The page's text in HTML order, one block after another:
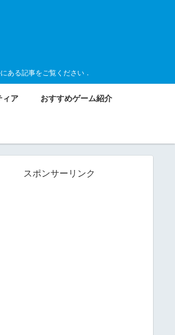
ある記事をご覧ください．
ィア おすすめゲーム紹介
スポンサーリンク